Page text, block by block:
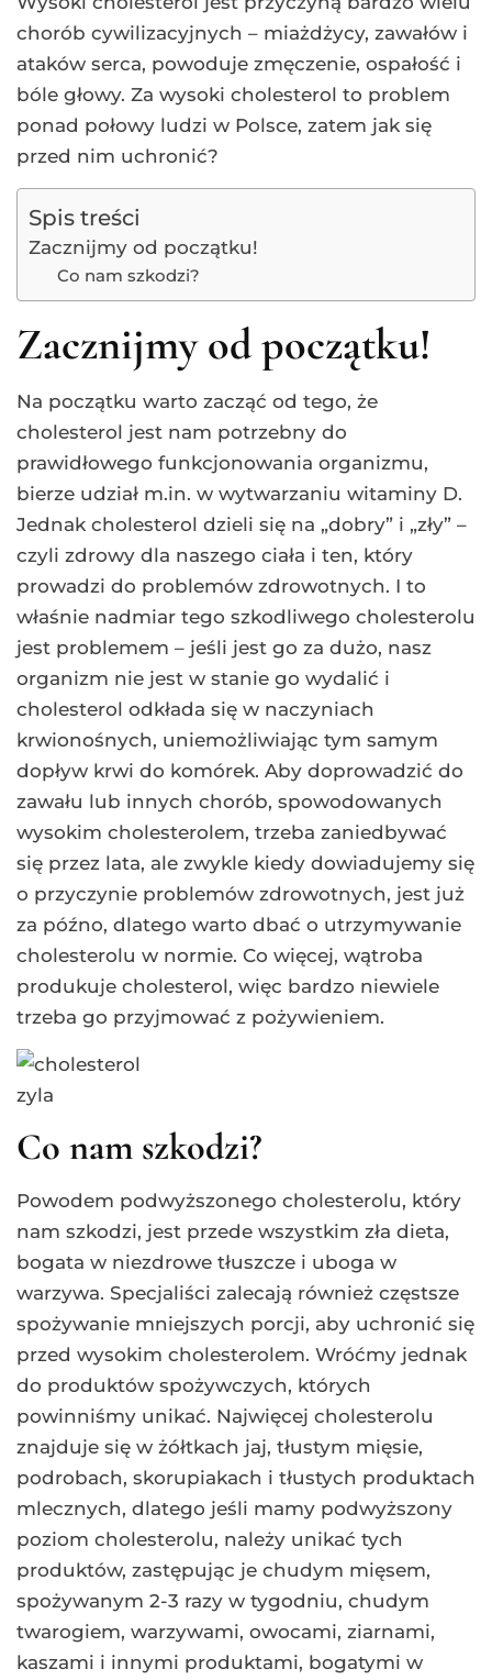
chorób cywilizacyjnych – miażdżycy, zawałów i
ataków serca, powoduje zmęczenie, ospałość i
bóle głowy. Za wysoki cholesterol to problem
ponad połowy ludzi w Polsce, zatem jak się
przed nim uchronić?
Spis treści
Zacznijmy od początku!
Co nam szkodzi?
Zacznijmy od początku!
Na początku warto zacząć od tego, że
cholesterol jest nam potrzebny do
prawidłowego funkcjonowania organizmu,
bierze udział m.in. w wytwarzaniu witaminy D.
Jednak cholesterol dzieli się na „dobry” i „zły” –
czyli zdrowy dla naszego ciała i ten, który
prowadzi do problemów zdrowotnych. I to
właśnie nadmiar tego szkodliwego cholesterolu
jest problemem – jeśli jest go za dużo, nasz
organizm nie jest w stanie go wydalić i
cholesterol odkłada się w naczyniach
krwionośnych, uniemożliwiając tym samym
dopływ krwi do komórek. Aby doprowadzić do
zawału lub innych chorób, spowodowanych
wysokim cholesterolem, trzeba zaniedbywać
się przez lata, ale zwykle kiedy dowiadujemy się
o przyczynie problemów zdrowotnych, jest już
za późno, dlatego warto dbać o utrzymywanie
cholesterolu w normie. Co więcej, wątroba
produkuje cholesterol, więc bardzo niewiele
trzeba go przyjmować z pożywieniem.
Co nam szkodzi?
Powodem podwyższonego cholesterolu, który
nam szkodzi, jest przede wszystkim zła dieta,
bogata w niezdrowe tłuszcze i uboga w
warzywa. Specjaliści zalecają również częstsze
spożywanie mniejszych porcji, aby uchronić się
przed wysokim cholesterolem. Wróćmy jednak
do produktów spożywczych, których
powinniśmy unikać. Najwięcej cholesterolu
znajduje się w żółtkach jaj, tłustym mięsie,
podrobach, skorupiakach i tłustych produktach
mlecznych, dlatego jeśli mamy podwyższony
poziom cholesterolu, należy unikać tych
produktów, zastępując je chudym mięsem,
spożywanym 2-3 razy w tygodniu, chudym
twarogiem, warzywami, owocami, ziarnami,
kaszami i innymi produktami, bogatymi w